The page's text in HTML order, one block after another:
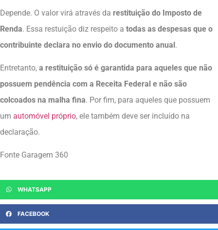
Depende. O valor virá através da restituição do Imposto de
Renda. Essa restuição diz respeito a todas as despesas que o
contribuinte declara no envio do documento anual.
Entretanto, a restituição só é garantida para aqueles que não
possuem pendência com a Receita Federal e não são
colcoados na malha fina. Por fim, para aqueles que possuem
um automóvel próprio, ele também deve ser incluído na
declaração.
Fonte Garagem 360
WHATSAPP
FACEBOOK